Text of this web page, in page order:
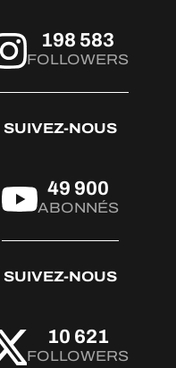
198 583
FOLLOWERS
SUIVEZ-NOUS
49 900
ABONNÉS
SUIVEZ-NOUS
10 621
FOLLOWERS